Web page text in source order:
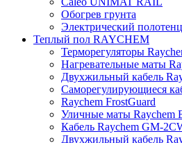
Обогрев грунта
Электрический
Теплый пол RAYCHEM
Терморегуляторы
Нагревательные маты
Двухжильный кабель
Саморегулирующиеся
Raychem FrostGuard
Уличные маты Raychem
Кабель Raychem GM-
Двухжильный кабель